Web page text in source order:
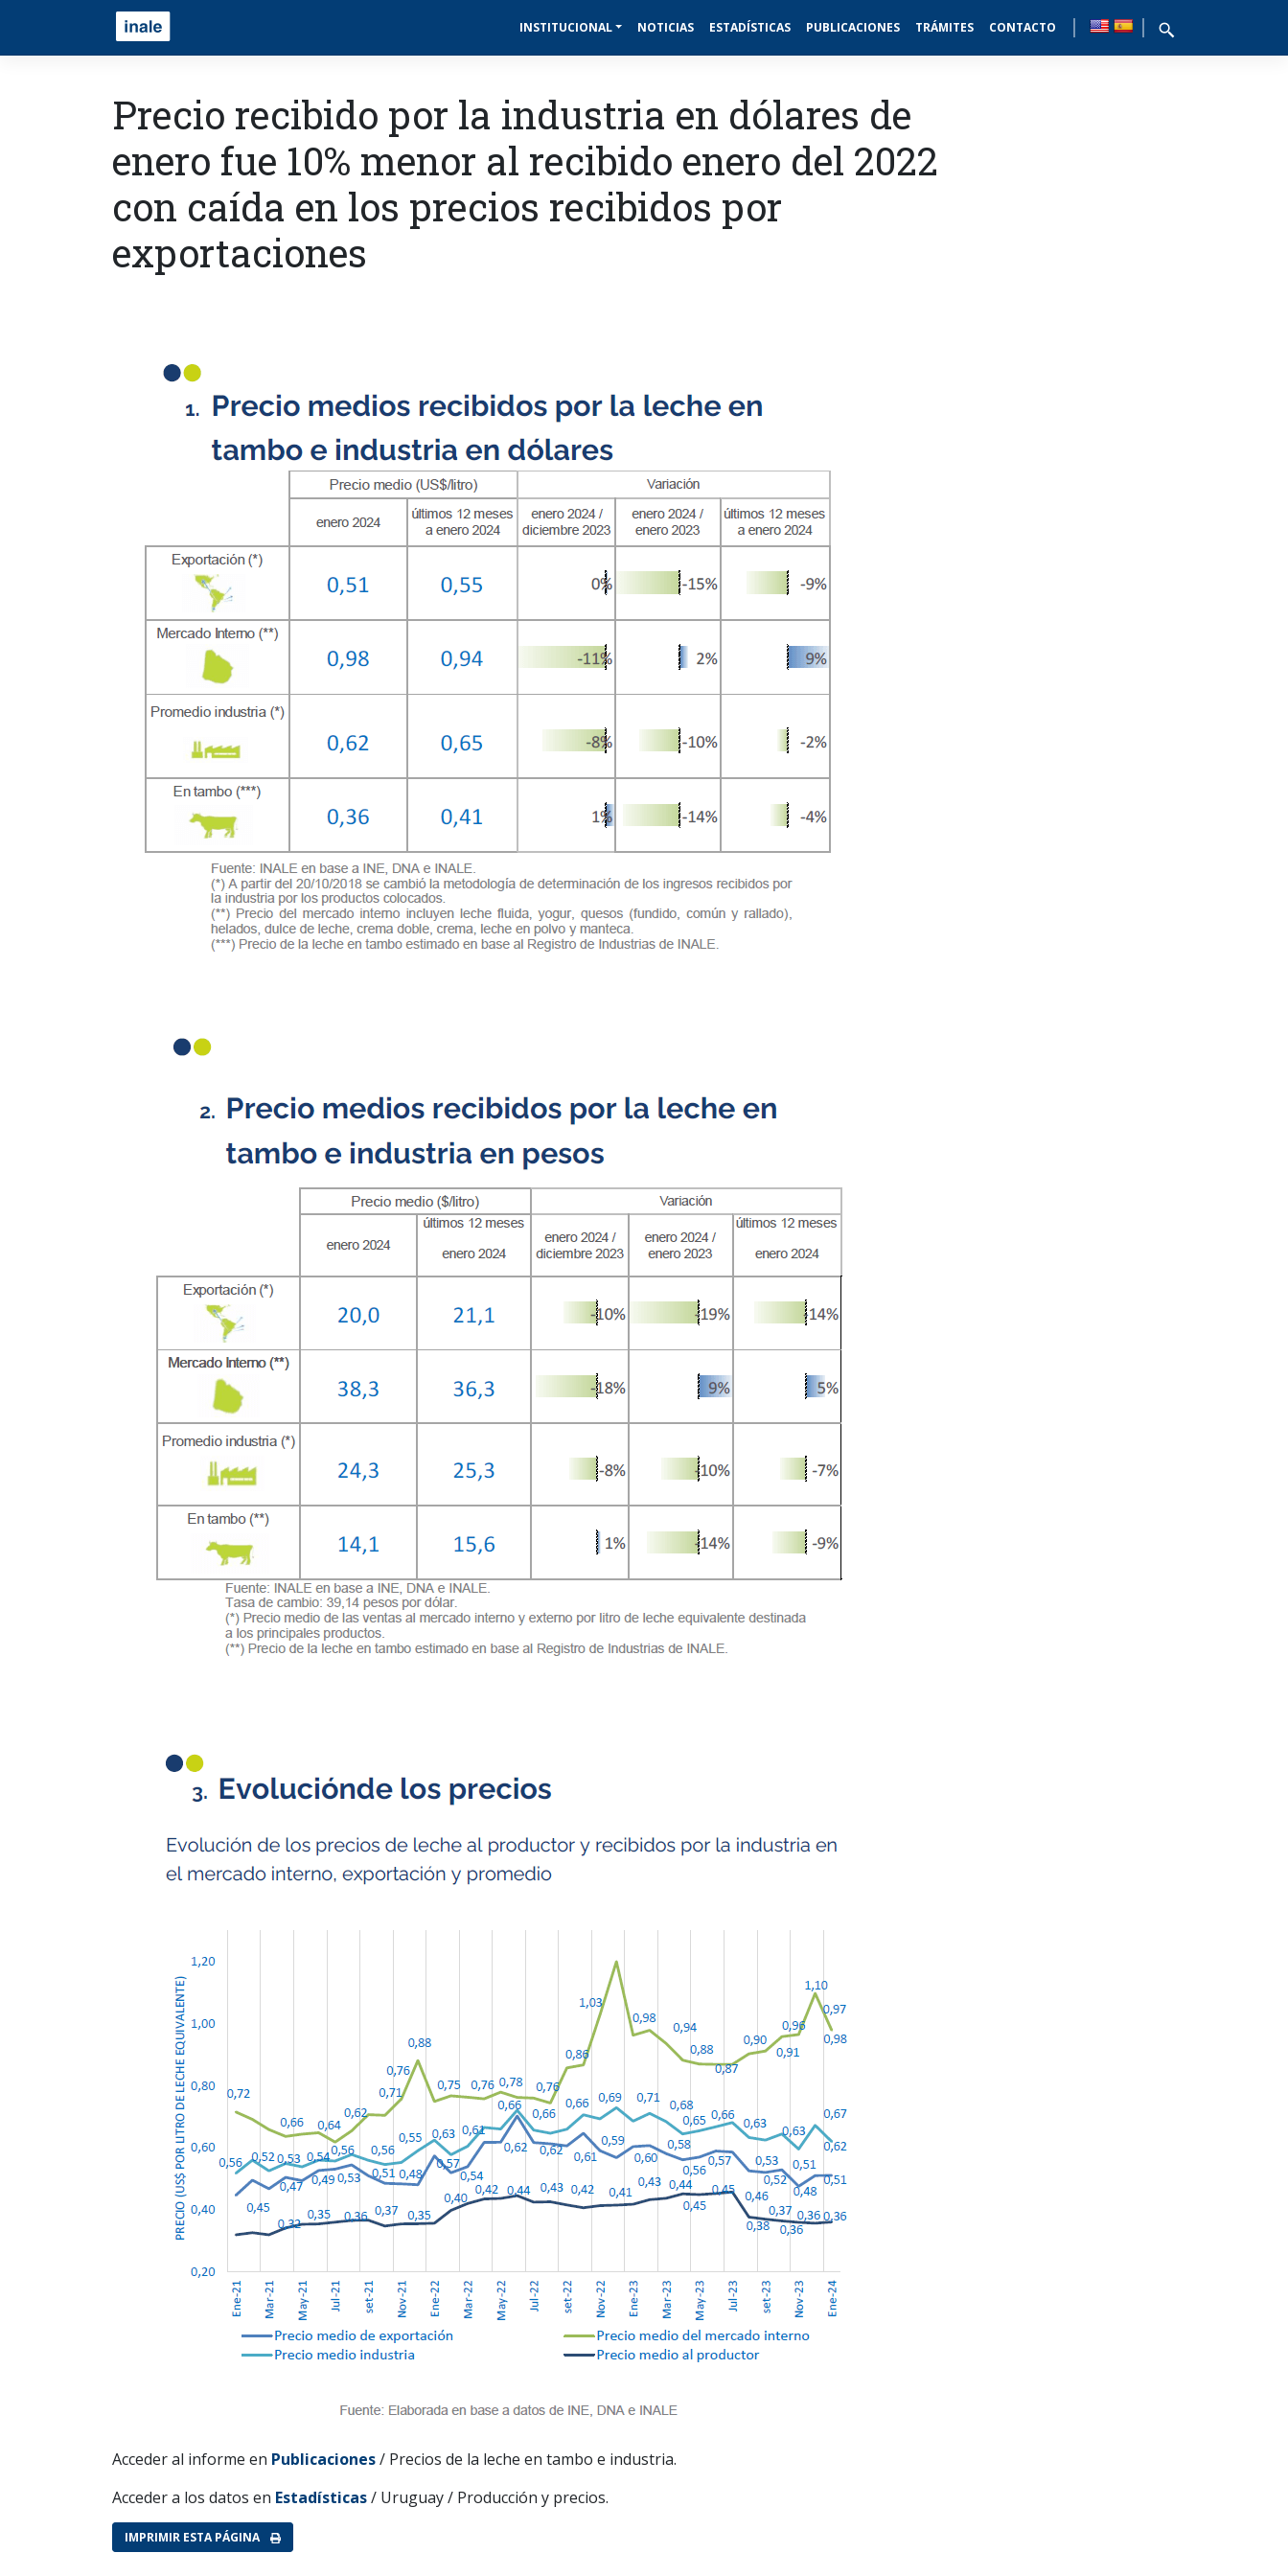
INSTITUCIONAL NOTICIAS ESTADÍSTICAS PUBLICACIONES TRÁMITES CONTACTO
Precio recibido por la industria en dólares de
enero fue 10% menor al recibido enero del 2022
con caída en los precios recibidos por
exportaciones
Acceder al informe en Publicaciones/ Precios de la leche en tambo e industria.
Acceder a los datos en Estadísticas/ Uruguay / Producción y precios.
IMPRIMIR ESTA PÁGINA